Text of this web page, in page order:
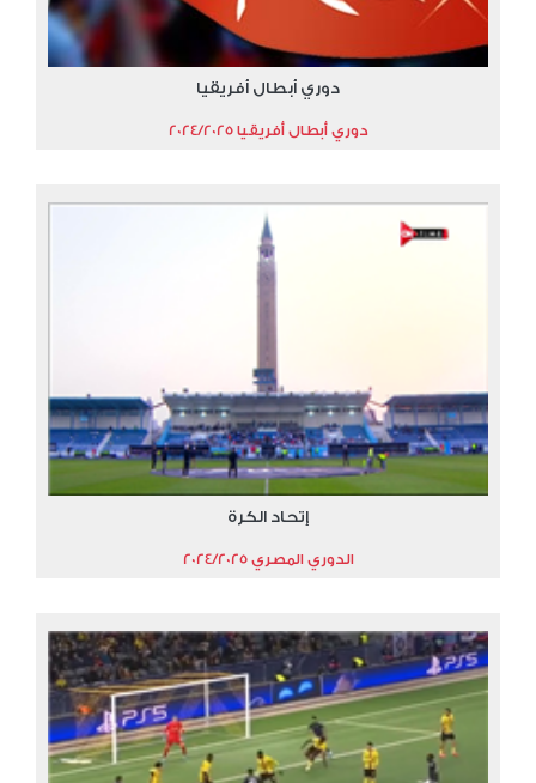
دوري أبطال أفريقيا
دوري أبطال أفريقيا 2024/2025
إتحاد الكرة
الدوري المصري 2024/2025